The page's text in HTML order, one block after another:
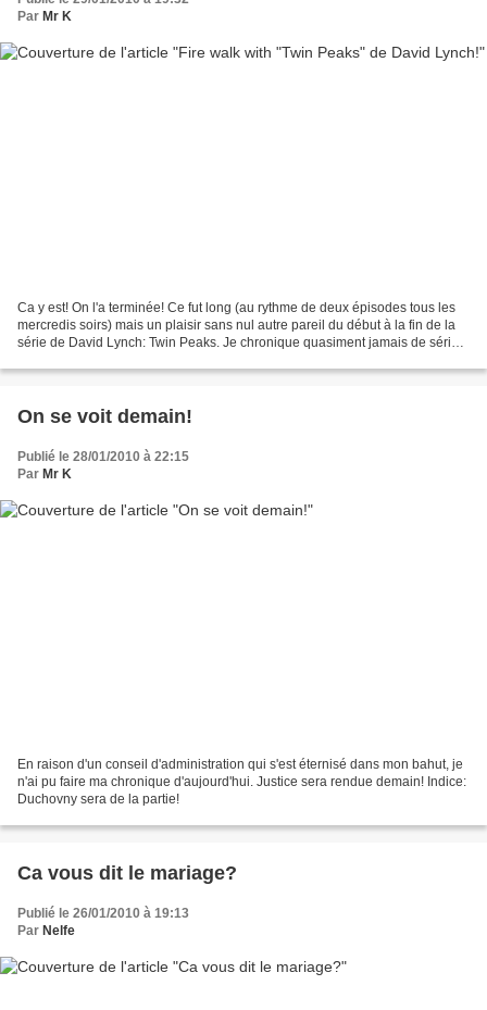
Par Mr K
Ca y est! On l'a terminée! Ce fut long (au rythme de deux épisodes tous les
mercredis soirs) mais un plaisir sans nul autre pareil du début à la fin de la
série de David Lynch: Twin Peaks. Je chronique quasiment jamais de série
On se voit demain!
Publié le 28/01/2010 à 22:15
Par Mr K
En raison d'un conseil d'administration qui s'est éternisé dans mon bahut, je
n'ai pu faire ma chronique d'aujourd'hui. Justice sera rendue demain! Indice:
Duchovny sera de la partie!
Ca vous dit le mariage?
Publié le 26/01/2010 à 19:13
Par Nelfe